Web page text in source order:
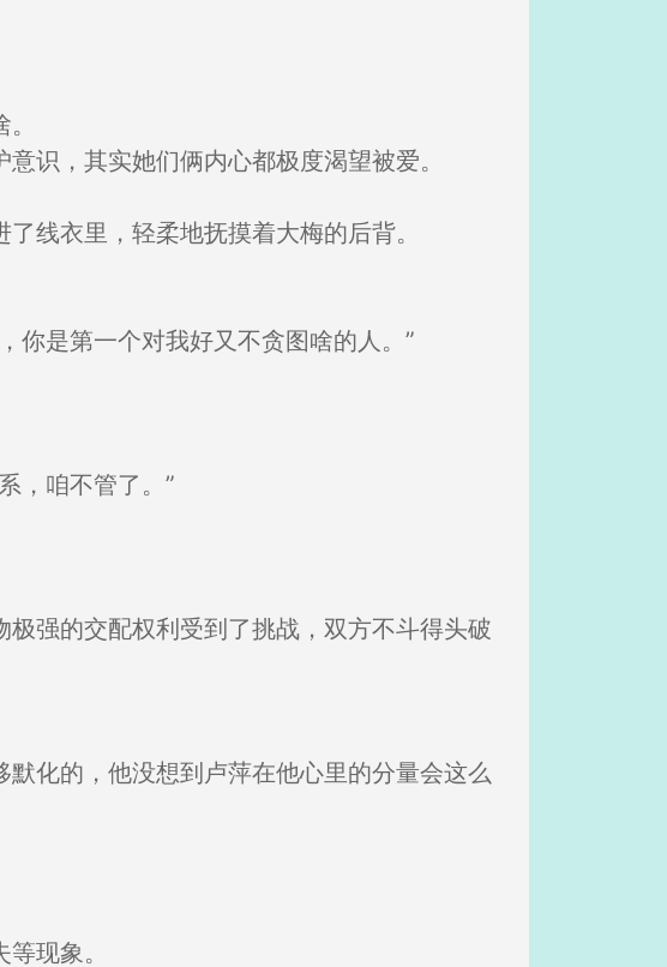
识，其实她们俩内心都极度渴望被爱。
线衣里，轻柔地抚摸着大梅的后背。
你是第一个对我好又不贪图啥的人。”
，咱不管了。”
强的交配权利受到了挑战，双方不斗得头破
化的，他没想到卢萍在他心里的分量会这么
现象。